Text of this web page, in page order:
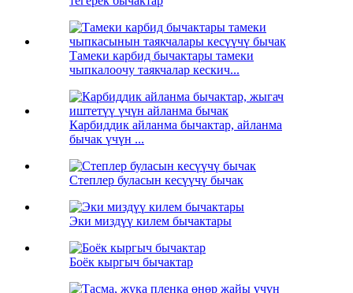
Тамеки карбид бычактары тамеки
чыпкалоочу таякчалар кескич...
Карбиддик айланма бычактар, айланма
бычак үчүн ...
Степлер буласын кесүүчү бычак
Эки миздүү килем бычактары
Боёк кыргыч бычактар